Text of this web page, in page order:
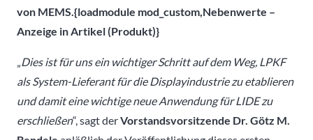
von MEMS.{loadmodule mod_custom,Nebenwerte –
Anzeige in Artikel (Produkt)}
„Dies ist für uns ein wichtiger Schritt auf dem Weg, LPKF
als System-Lieferant für die Displayindustrie zu etablieren
und damit eine wichtige neue Anwendung für LIDE zu
erschließen“, sagt derVorstandsvorsitzende Dr. Götz M.